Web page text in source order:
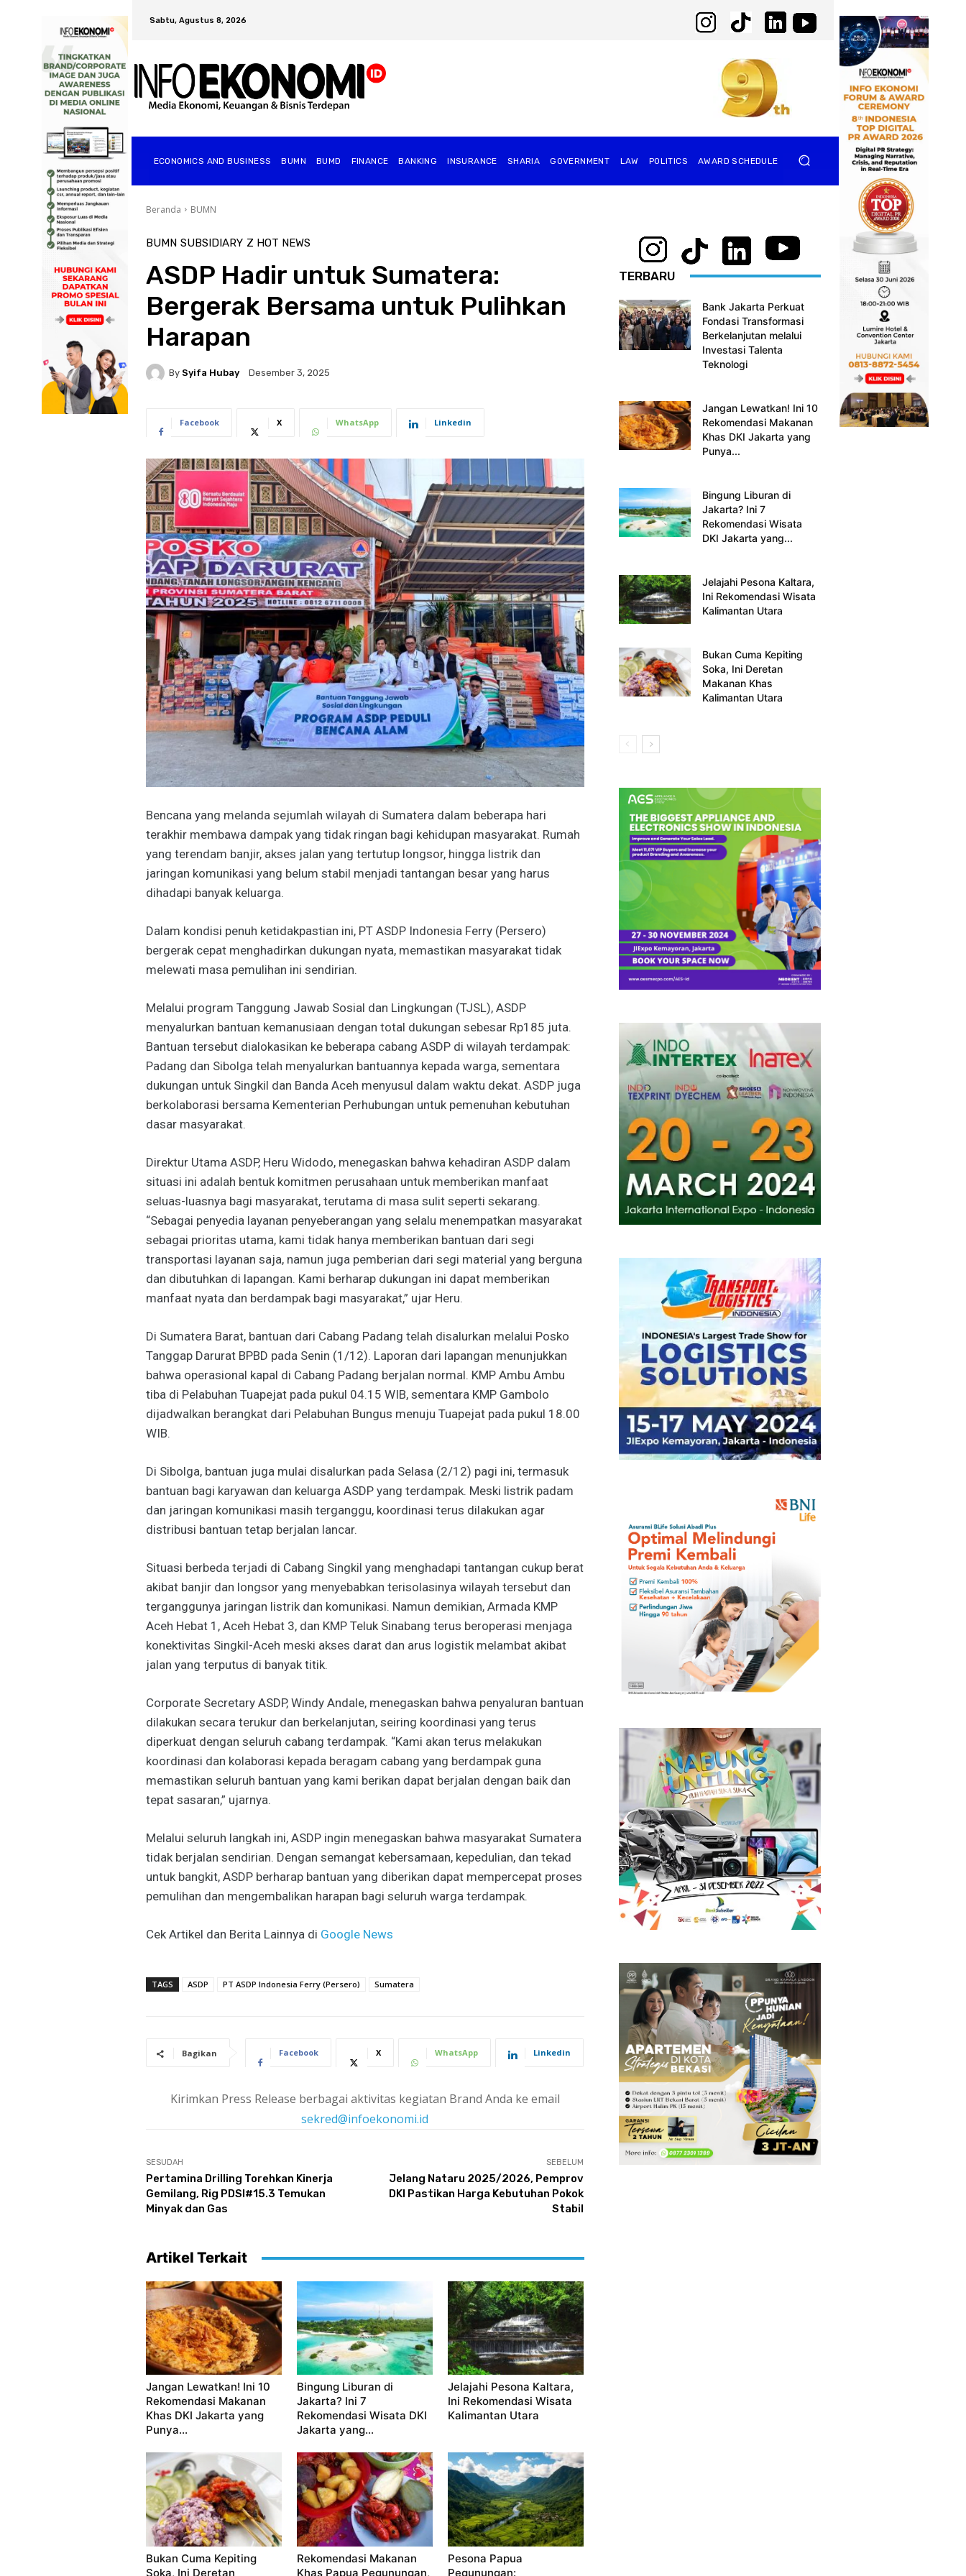
Sabtu, Agustus 8, 2026
ECONOMICS AND BUSINESS BUMN BUMD FINANCE BANKING INSURANCE SHARIA GOVERNMENT ⁠LAW POLITICS AWARD SCHEDULE
Beranda BUMN
BUMN SUBSIDIARY Z HOT NEWS
ASDP Hadir untuk Sumatera:
Bergerak Bersama untuk Pulihkan
Harapan
By Syifa Hubay Desember 3, 2025
Facebook X WhatsApp Linkedin
Bencana yang melanda sejumlah wilayah di Sumatera dalam beberapa hari
terakhir membawa dampak yang tidak ringan bagi kehidupan masyarakat. Rumah
yang terendam banjir, akses jalan yang tertutup longsor, hingga listrik dan
jaringan komunikasi yang belum stabil menjadi tantangan besar yang harus
dihadapi banyak keluarga.
Dalam kondisi penuh ketidakpastian ini, PT ASDP Indonesia Ferry (Persero)
bergerak cepat menghadirkan dukungan nyata, memastikan masyarakat tidak
melewati masa pemulihan ini sendirian.
Melalui program Tanggung Jawab Sosial dan Lingkungan (TJSL), ASDP
menyalurkan bantuan kemanusiaan dengan total dukungan sebesar Rp185 juta.
Bantuan tersebut dialokasikan ke beberapa cabang ASDP di wilayah terdampak:
Padang dan Sibolga telah menyalurkan bantuannya kepada warga, sementara
dukungan untuk Singkil dan Banda Aceh menyusul dalam waktu dekat. ASDP juga
berkolaborasi bersama Kementerian Perhubungan untuk pemenuhan kebutuhan
dasar masyarakat.
Direktur Utama ASDP, Heru Widodo, menegaskan bahwa kehadiran ASDP dalam
situasi ini adalah bentuk komitmen perusahaan untuk memberikan manfaat
seluas-luasnya bagi masyarakat, terutama di masa sulit seperti sekarang.
“Sebagai penyedia layanan penyeberangan yang selalu menempatkan masyarakat
sebagai prioritas utama, kami tidak hanya memberikan bantuan dari segi
transportasi layanan saja, namun juga pemberian dari segi material yang berguna
dan dibutuhkan di lapangan. Kami berharap dukungan ini dapat memberikan
manfaat nyata dan berdampak bagi masyarakat,” ujar Heru.
Di Sumatera Barat, bantuan dari Cabang Padang telah disalurkan melalui Posko
Tanggap Darurat BPBD pada Senin (1/12). Laporan dari lapangan menunjukkan
bahwa operasional kapal di Cabang Padang berjalan normal. KMP Ambu Ambu
tiba di Pelabuhan Tuapejat pada pukul 04.15 WIB, sementara KMP Gambolo
dijadwalkan berangkat dari Pelabuhan Bungus menuju Tuapejat pada pukul 18.00
WIB.
Di Sibolga, bantuan juga mulai disalurkan pada Selasa (2/12) pagi ini, termasuk
bantuan bagi karyawan dan keluarga ASDP yang terdampak. Meski listrik padam
dan jaringan komunikasi masih terganggu, koordinasi terus dilakukan agar
distribusi bantuan tetap berjalan lancar.
Situasi berbeda terjadi di Cabang Singkil yang menghadapi tantangan cukup berat
akibat banjir dan longsor yang menyebabkan terisolasinya wilayah tersebut dan
terganggunya jaringan listrik dan komunikasi. Namun demikian, Armada KMP
Aceh Hebat 1, Aceh Hebat 3, dan KMP Teluk Sinabang terus beroperasi menjaga
konektivitas Singkil-Aceh meski akses darat dan arus logistik melambat akibat
jalan yang terputus di banyak titik.
Corporate Secretary ASDP, Windy Andale, menegaskan bahwa penyaluran bantuan
dilakukan secara terukur dan berkelanjutan, seiring koordinasi yang terus
diperkuat dengan seluruh cabang terdampak. “Kami akan terus melakukan
koordinasi dan kolaborasi kepada beragam cabang yang berdampak guna
memastikan seluruh bantuan yang kami berikan dapat berjalan dengan baik dan
tepat sasaran,” ujarnya.
Melalui seluruh langkah ini, ASDP ingin menegaskan bahwa masyarakat Sumatera
tidak berjalan sendirian. Dengan semangat kebersamaan, kepedulian, dan tekad
untuk bangkit, ASDP berharap bantuan yang diberikan dapat mempercepat proses
pemulihan dan mengembalikan harapan bagi seluruh warga terdampak.
Cek Artikel dan Berita Lainnya di Google News
TAGS ASDP PT ASDP Indonesia Ferry (Persero) Sumatera
Bagikan Facebook X WhatsApp Linkedin
Kirimkan Press Release berbagai aktivitas kegiatan Brand Anda ke email
sekred@infoekonomi.id
SESUDAH
Pertamina Drilling Torehkan Kinerja
Gemilang, Rig PDSI#15.3 Temukan
Minyak dan Gas
SEBELUM
Jelang Nataru 2025/2026, Pemprov
DKI Pastikan Harga Kebutuhan Pokok
Stabil
Artikel Terkait
Jangan Lewatkan! Ini 10
Rekomendasi Makanan
Khas DKI Jakarta yang
Punya...
Bingung Liburan di
Jakarta? Ini 7
Rekomendasi Wisata DKI
Jakarta yang...
Jelajahi Pesona Kaltara,
Ini Rekomendasi Wisata
Kalimantan Utara
Bukan Cuma Kepiting
Soka, Ini Deretan
Rekomendasi Makanan
Khas Papua Pegunungan,
Pesona Papua
Pegunungan:
TERBARU
Bank Jakarta Perkuat
Fondasi Transformasi
Berkelanjutan melalui
Investasi Talenta
Teknologi
Jangan Lewatkan! Ini 10
Rekomendasi Makanan
Khas DKI Jakarta yang
Punya...
Bingung Liburan di
Jakarta? Ini 7
Rekomendasi Wisata
DKI Jakarta yang...
Jelajahi Pesona Kaltara,
Ini Rekomendasi Wisata
Kalimantan Utara
Bukan Cuma Kepiting
Soka, Ini Deretan
Makanan Khas
Kalimantan Utara